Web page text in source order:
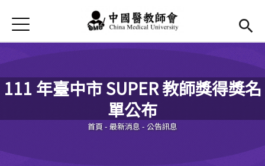
首頁
最新消息
Open submenu (法規辦法)
法規辦法
活動花絮
Jump to Navigation
Jump to Main content
111 年臺中市 SUPER 教師獎得獎名
單公布
您在這裡
首頁- 最新消息 - 公告訊息